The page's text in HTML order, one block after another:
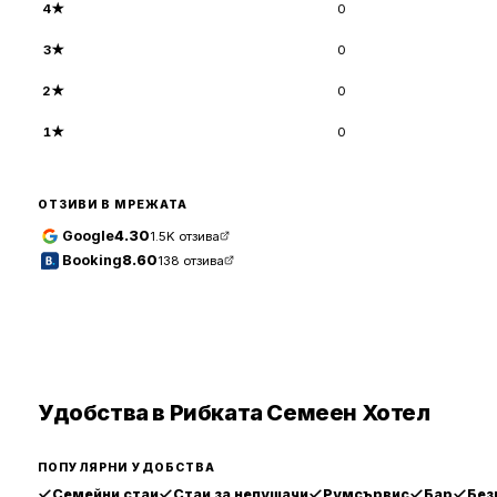
4★ 0
3★ 0
2★ 0
1★ 0
ОТЗИВИ В МРЕЖАТА
Google4.301.5K отзива
Booking8.60138 отзива
Удобства в Рибката Семеен Хотел
ПОПУЛЯРНИ УДОБСТВА